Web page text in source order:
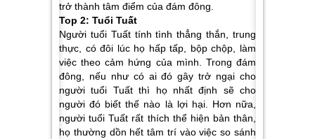
trở thành tâm điểm của đám đông.
Top 2: Tuổi Tuất
Người tuổi Tuất tính tình thẳng thắn, trung
thực, có đôi lúc họ hấp tấp, bộp chộp, làm
việc theo cảm hứng của mình. Trong đám
đông, nếu như có ai đó gây trở ngại cho
người tuổi Tuất thì họ nhất định sẽ cho
người đó biết thế nào là lợi hại. Hơn nữa,
người tuổi Tuất rất thích thể hiện bản thân,
họ thường dồn hết tâm trí vào việc so sánh